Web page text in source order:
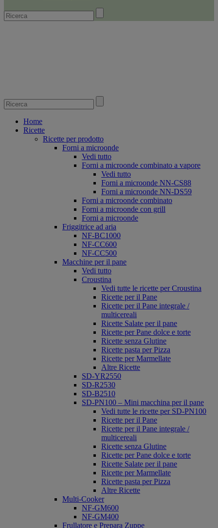
Home
Ricette
Ricette per prodotto
Forni a microonde
Vedi tutto
Forni a microonde combinato a vapore
Vedi tutto
Forni a microonde NN-CS88
Forni a microonde NN-DS59
Forni a microonde combinato
Forni a microonde con grill
Forni a microonde
Friggitrice ad aria
NF-BC1000
NF-CC600
NF-CC500
Macchine per il pane
Vedi tutto
Croustina
Vedi tutte le ricette per Croustina
Ricette per il Pane
Ricette per il Pane integrale /
multicereali
Ricette Salate per il pane
Ricette per Pane dolce e torte
Ricette senza Glutine
Ricette pasta per Pizza
Ricette per Marmellate
Altre Ricette
SD-YR2550
SD-R2530
SD-B2510
SD-PN100 – Mini macchina per il pane
Vedi tutte le ricette per SD-PN100
Ricette per il Pane
Ricette per il Pane integrale /
multicereali
Ricette senza Glutine
Ricette per Pane dolce e torte
Ricette Salate per il pane
Ricette per Marmellate
Ricette pasta per Pizza
Altre Ricette
Multi-Cooker
NF-GM600
NF-GM400
Frullatore e Prepara Zuppe